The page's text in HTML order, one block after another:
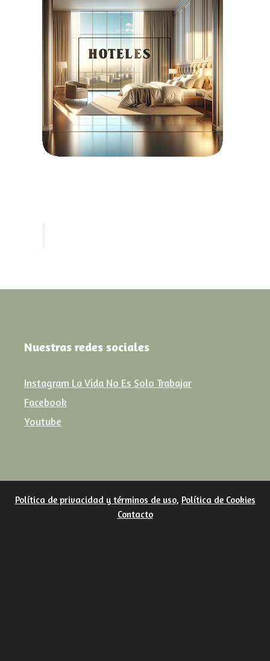
Nuestras redes sociales
Instagram La Vida No Es Solo Trabajar
Facebook
Youtube
Política de privacidad y términos de uso, Política de Cookies
Contacto